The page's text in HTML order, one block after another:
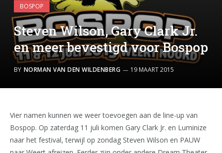
BOSPOP
Steven Wilson, Gary Clark Jr.
en meer bevestigd voor Bospop
BY NORMAN VAN DEN WILDENBERG 19 MAART 2015
Vier namen kunnen we weer toevoegen aan de line-up van
Bospop. Op zaterdag 11 juli komen Gary Clark Jr. en Luminize
naar het festival, terwijl op zondag Steven Wilson en PAUW